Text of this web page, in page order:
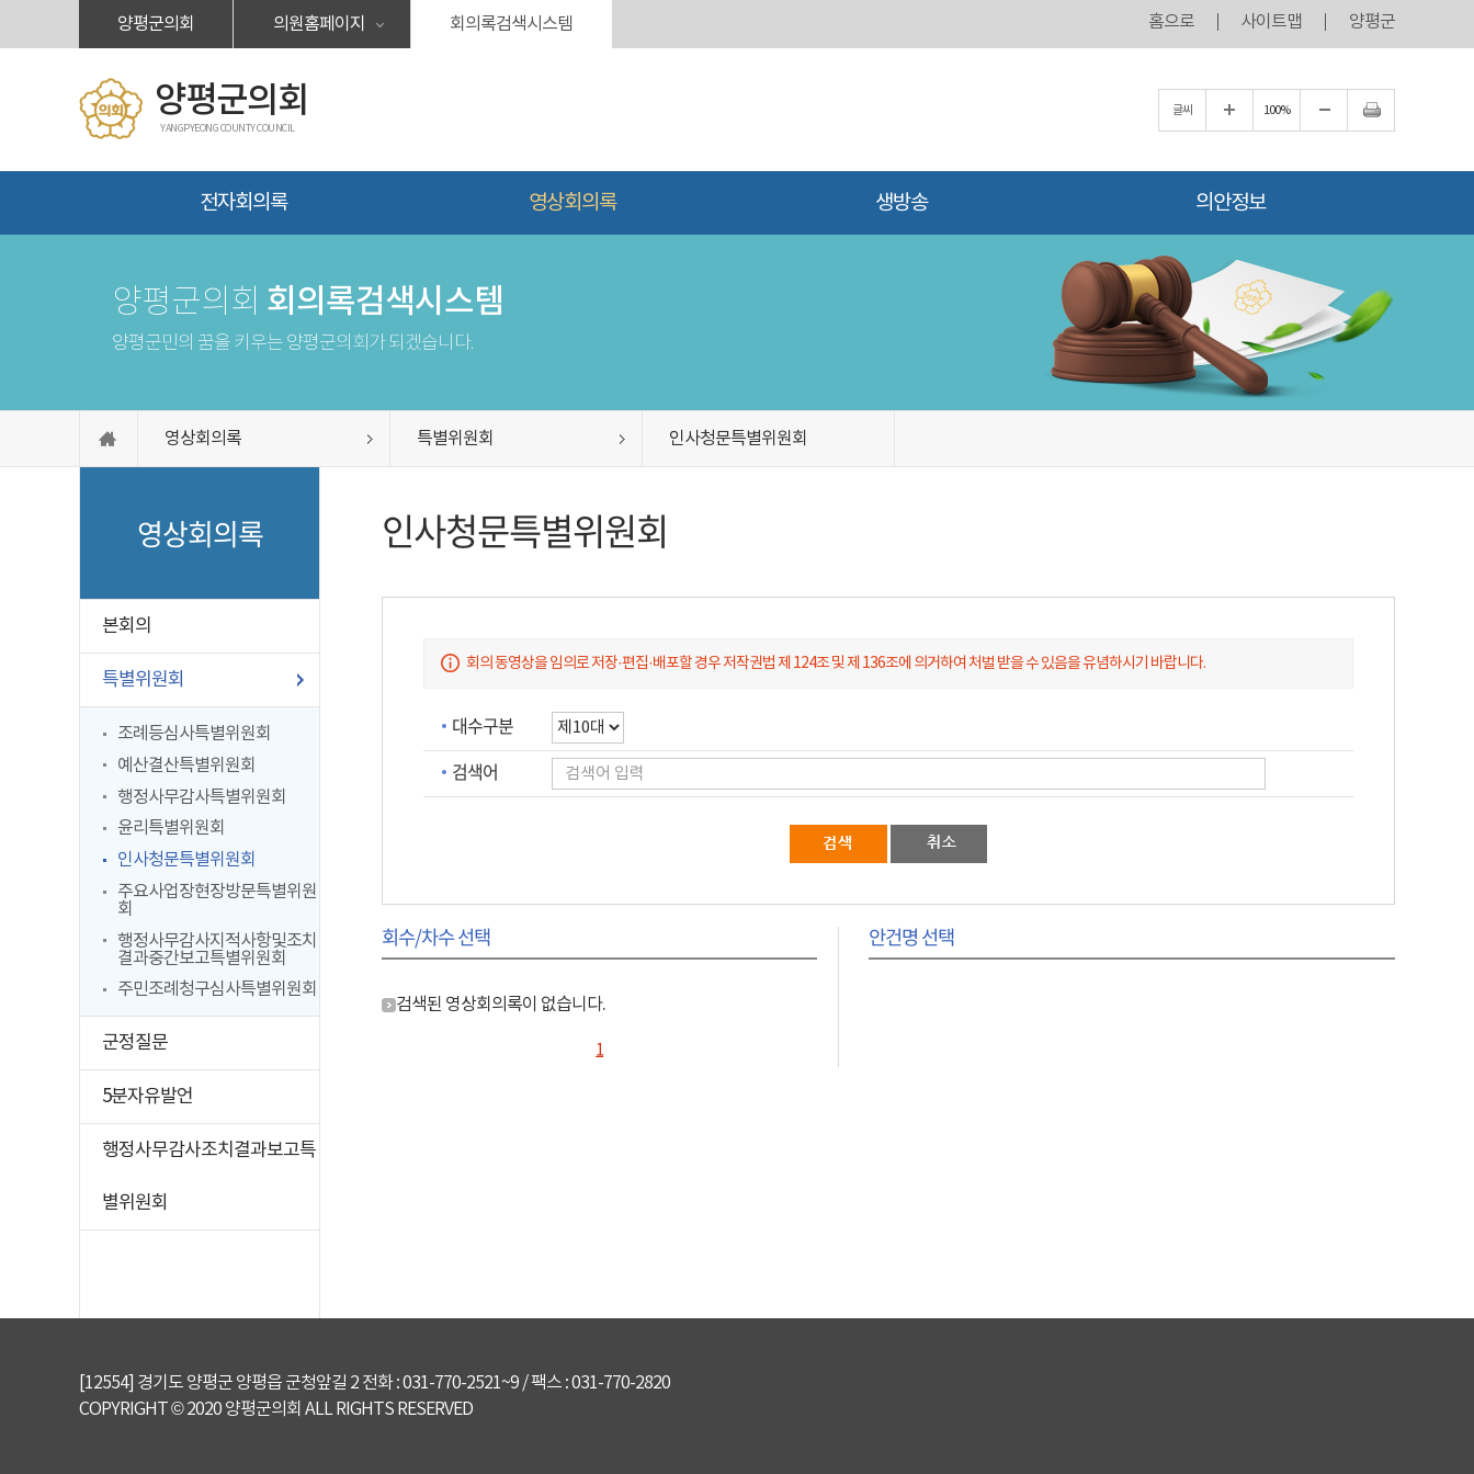
양평군의회 의원홈페이지 회의록검색시스템 홈으로 사이트맵 양평군
양평군의회
YANGPYEONG COUNTY COUNCIL
글씨 100%
전자회의록 영상회의록 생방송 의안정보
양평군의회 회의록검색시스템
양평군민의 꿈을 키우는 양평군의회가 되겠습니다.
영상회의록 특별위원회 인사청문특별위원회
영상회의록
본회의
특별위원회
조례등심사특별위원회
예산결산특별위원회
행정사무감사특별위원회
윤리특별위원회
인사청문특별위원회
주요사업장현장방문특별위원
회
행정사무감사지적사항및조치
결과중간보고특별위원회
주민조례청구심사특별위원회
군정질문
5분자유발언
행정사무감사조치결과보고특
별위원회
인사청문특별위원회
회의 동영상을 임의로 저장·편집·배포할 경우 저작권법 제 124조 및 제 136조에 의거하여 처벌 받을 수 있음을 유념하시기 바랍니다.
대수구분
검색어
회수/차수 선택
검색된 영상회의록이 없습니다.
1
안건명 선택
[12554] 경기도 양평군 양평읍 군청앞길 2 전화 : 031-770-2521~9 / 팩스 : 031-770-2820
COPYRIGHT © 2020 양평군의회 ALL RIGHTS RESERVED